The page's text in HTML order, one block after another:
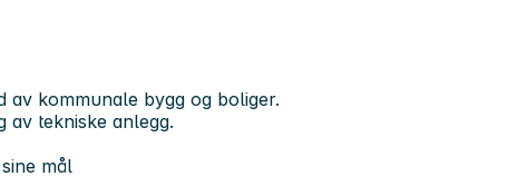
av kommunale bygg og boliger.
av tekniske anlegg.
mål